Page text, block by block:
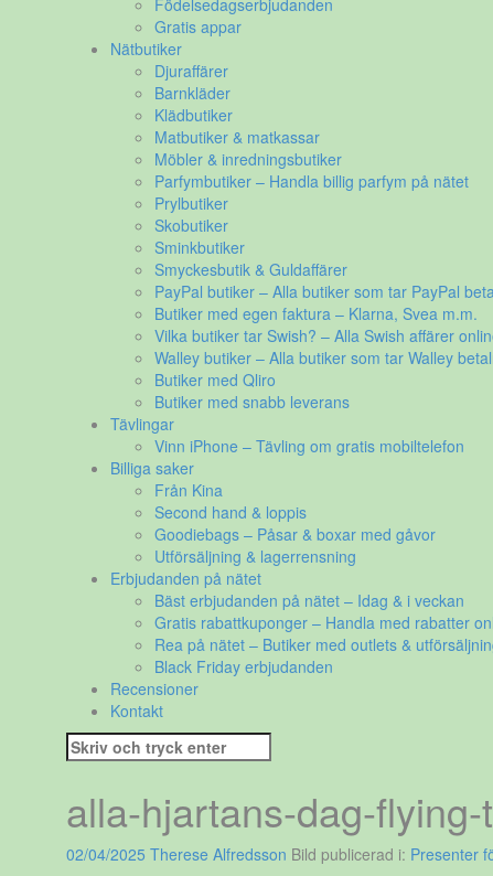
Födelsedagserbjudanden
Gratis appar
Nätbutiker
Djuraffärer
Barnkläder
Klädbutiker
Matbutiker & matkassar
Möbler & inredningsbutiker
Parfymbutiker – Handla billig parfym på nätet
Prylbutiker
Skobutiker
Sminkbutiker
Smyckesbutik & Guldaffärer
PayPal butiker – Alla butiker som tar PayPal
Butiker med egen faktura – Klarna, Svea m.m.
Vilka butiker tar Swish? – Alla Swish affärer
Walley butiker – Alla butiker som tar Walley
Butiker med Qliro
Butiker med snabb leverans
Tävlingar
Vinn iPhone – Tävling om gratis mobiltelefon
Billiga saker
Från Kina
Second hand & loppis
Goodiebags – Påsar & boxar med gåvor
Utförsäljning & lagerrensning
Erbjudanden på nätet
Bäst erbjudanden på nätet – Idag & i veckan
Gratis rabattkuponger – Handla med rabatter
Rea på nätet – Butiker med outlets &
Black Friday erbjudanden
Recensioner
Kontakt
Sök
efter:
alla-hjartans-dag-
02/04/2025 Therese Alfredsson Bild publicerad i: Presenter